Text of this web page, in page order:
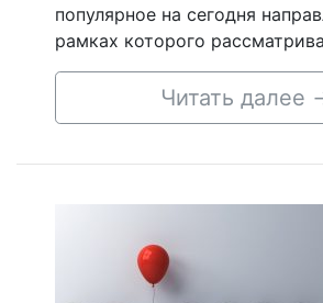
популярное на сегодня
рамках которого
Читать далее